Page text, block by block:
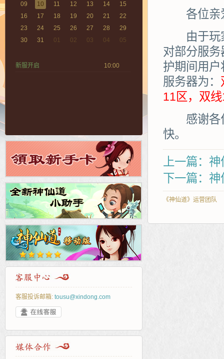
09
10 11 12 13 14
15
16
17 18 19 20 21
22
23
24 25 26 27 28
29
30
31 01 02 03 04 05
新服开启 10:00
客服投诉邮箱: tousu@xindong.com
各位亲
由于玩家
对部分服
护期间用
服务器为：
11区，双
感谢各位
快。
上一篇：
下一篇：
《神仙道》运营团队